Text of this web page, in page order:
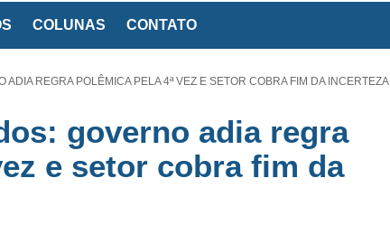
COLUNAS CONTATO
REGRA POLÊMICA PELA 4ª VEZ E SETOR COBRA FIM DA INCERTEZA
governo adia regra
e setor cobra fim da